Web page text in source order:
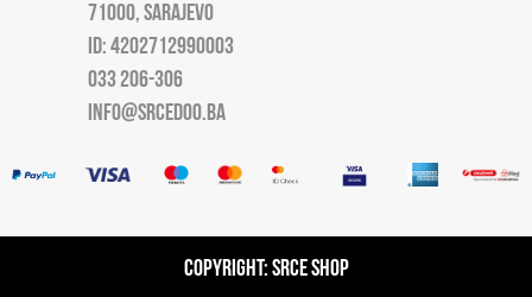
71000, SARAJEVO
ID: 4202712990003
033 206-306
INFO@SRCEDOO.BA
Copyright: Srce Shop